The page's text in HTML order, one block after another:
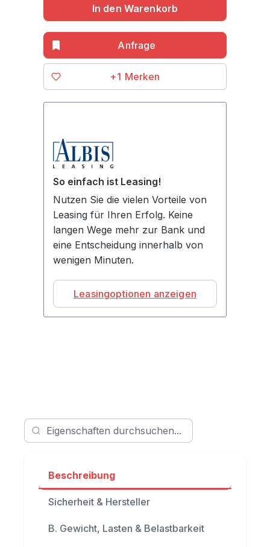
In den Warenkorb
+1
So einfach ist Leasing!
Nutzen Sie die vielen Vorteile von
Leasing für Ihren Erfolg. Keine
langen Wege mehr zur Bank und
eine Entscheidung innerhalb von
wenigen Minuten.
Leasingoptionen anzeigen
Beschreibung
Sicherheit & Hersteller
B. Gewicht, Lasten & Belastbarkeit